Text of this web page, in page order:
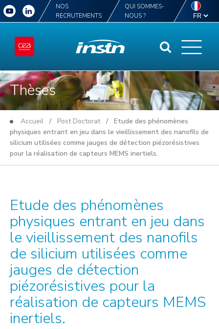
NOS
RECRUTEMENTS
QUI SOMMES-
NOUS ?
Thèses
Accueil / Post Doctorat/ Etude des phénomènes
physiques entrant en jeu dans le vieillissement des nanofils de
silicium utilisées comme jauges de détection piézorésistives
pour la réalisation de capteurs MEMS inertiels.
Etude des phénomènes
physiques entrant en jeu dans
le vieillissement des nanofils
de silicium utilisées comme
jauges de détection
piézorésistives pour la
réalisation de capteurs MEMS
inertiels.